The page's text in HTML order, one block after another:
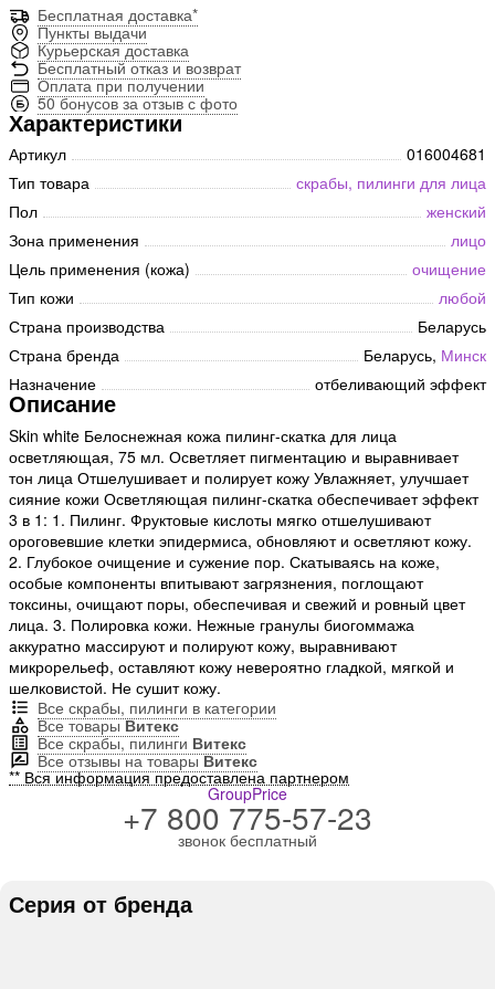
Бесплатная доставка*
Пункты выдачи
Курьерская доставка
Бесплатный отказ и возврат
Оплата при получении
50 бонусов за отзыв с фото
Характеристики
Артикул
016004681
Тип товара
скрабы, пилинги для лица
Пол
женский
Зона применения
лицо
Цель применения (кожа)
очищение
Тип кожи
любой
Страна производства
Беларусь
Страна бренда
Беларусь, Минск
Назначение
отбеливающий эффект
Описание
Skin white Белоснежная кожа пилинг-скатка для лица
осветляющая, 75 мл. Осветляет пигментацию и выравнивает
тон лица Отшелушивает и полирует кожу Увлажняет, улучшает
сияние кожи Осветляющая пилинг-скатка обеспечивает эффект
3 в 1: 1. Пилинг. Фруктовые кислоты мягко отшелушивают
ороговевшие клетки эпидермиса, обновляют и осветляют кожу.
2. Глубокое очищение и сужение пор. Скатываясь на коже,
особые компоненты впитывают загрязнения, поглощают
токсины, очищают поры, обеспечивая и свежий и ровный цвет
лица. 3. Полировка кожи. Нежные гранулы биогоммажа
аккуратно массируют и полируют кожу, выравнивают
микрорельеф, оставляют кожу невероятно гладкой, мягкой и
шелковистой. Не сушит кожу.
Все скрабы, пилинги в категории
Все товарыВитекс
Все скрабы, пилинги Витекс
Все отзывы на товарыВитекс
** Вся информация предоставлена партнером
GroupPrice
+7 800 775-57-23
звонок бесплатный
Серия от бренда